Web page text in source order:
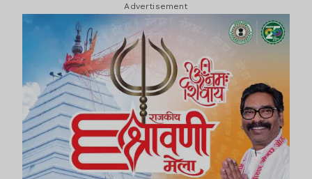
Advertisement